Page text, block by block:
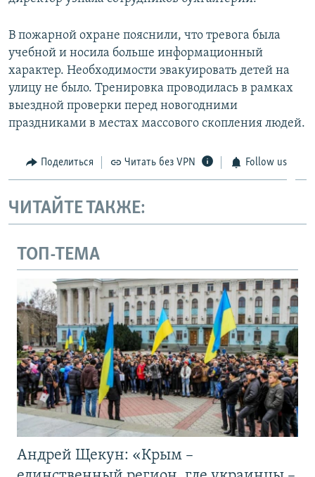
В пожарной охране пояснили, что тревога была
учебной и носила больше информационный
характер. Необходимости эвакуировать детей на
улицу не было. Тренировка проводилась в рамках
выездной проверки перед новогодними
праздниками в местах массового скопления людей.
Поделиться Читать без VPN Follow us
ЧИТАЙТЕ ТАКЖЕ:
ТОП-ТЕМА
Андрей Щекун: «Крым –